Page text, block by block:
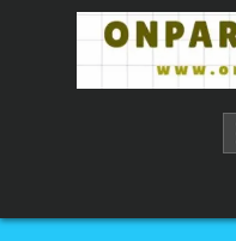
Skip to content
ONPARMAKNET